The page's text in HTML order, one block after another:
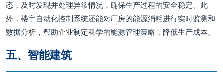
态，及时发现并处理异常情况，确保生产过程的安全稳定。此
外，楼宇自动化控制系统还能对厂房的能源消耗进行实时监测和
数据分析，帮助企业制定科学的能源管理策略，降低生产成本。
五、智能建筑